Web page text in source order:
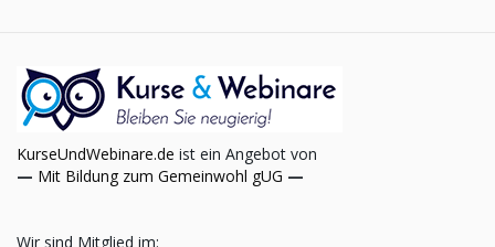
KurseUndWebinare.de ist ein Angebot von
— Mit Bildung zum Gemeinwohl gUG —
Wir sind Mitglied im: